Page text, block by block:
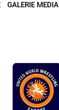
GALERIE MEDIA